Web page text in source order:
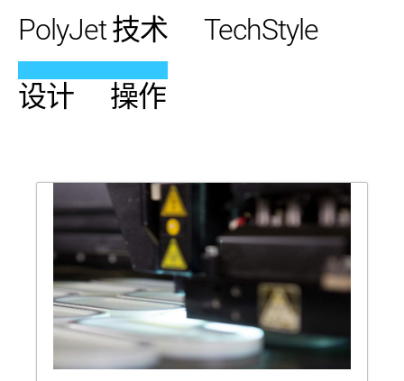
PolyJet 技术
TechStyle
设计
操作